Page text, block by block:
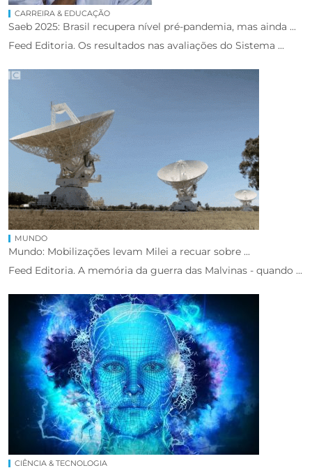
CARREIRA & EDUCAÇÃO
Saeb 2025: Brasil recupera nível pré-pandemia, mas ainda ...
Feed Editoria. Os resultados nas avaliações do Sistema ...
MUNDO
Mundo: Mobilizações levam Milei a recuar sobre ...
Feed Editoria. A memória da guerra das Malvinas - quando ...
CIÊNCIA & TECNOLOGIA